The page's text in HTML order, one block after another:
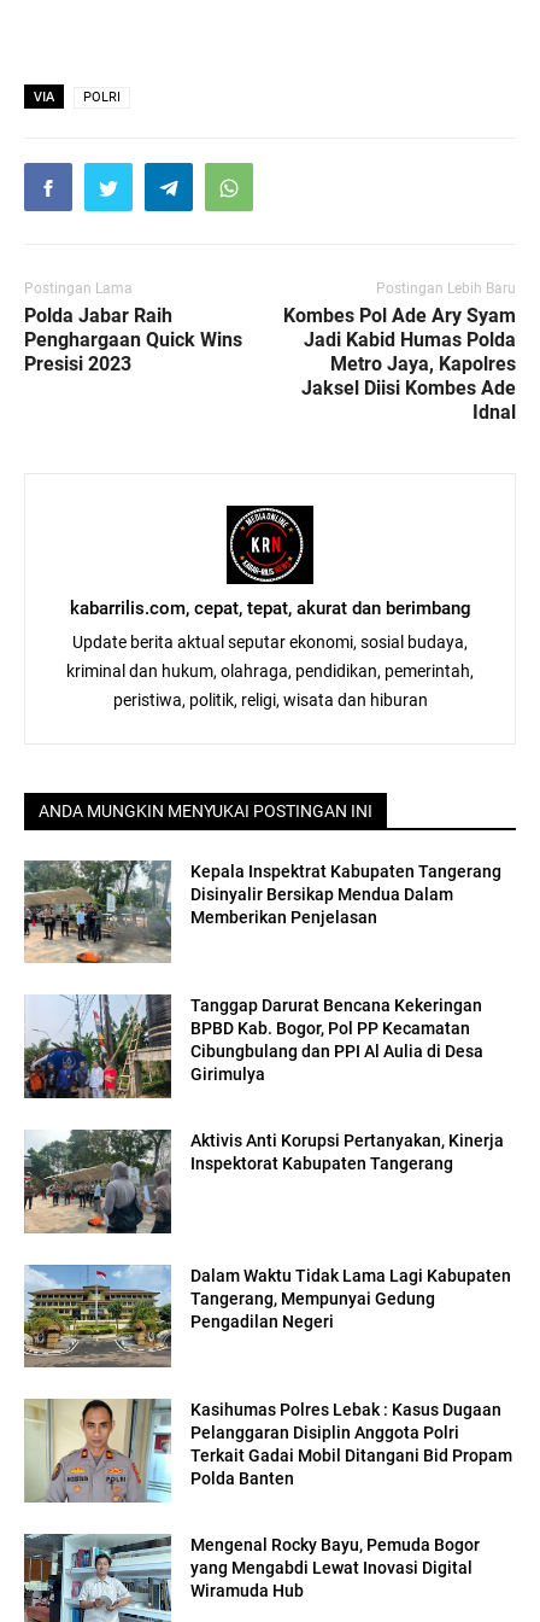
VIA POLRI
Postingan Lama
Polda Jabar Raih
Penghargaan Quick Wins
Presisi 2023
Postingan Lebih Baru
Kombes Pol Ade Ary Syam
Jadi Kabid Humas Polda
Metro Jaya, Kapolres
Jaksel Diisi Kombes Ade
Idnal
kabarrilis.com, cepat, tepat, akurat dan berimbang
Update berita aktual seputar ekonomi, sosial budaya,
kriminal dan hukum, olahraga, pendidikan, pemerintah,
peristiwa, politik, religi, wisata dan hiburan
ANDA MUNGKIN MENYUKAI POSTINGAN INI
Kepala Inspektrat Kabupaten Tangerang
Disinyalir Bersikap Mendua Dalam
Memberikan Penjelasan
Tanggap Darurat Bencana Kekeringan
BPBD Kab. Bogor, Pol PP Kecamatan
Cibungbulang dan PPI Al Aulia di Desa
Girimulya
Aktivis Anti Korupsi Pertanyakan, Kinerja
Inspektorat Kabupaten Tangerang
Dalam Waktu Tidak Lama Lagi Kabupaten
Tangerang, Mempunyai Gedung
Pengadilan Negeri
Kasihumas Polres Lebak : Kasus Dugaan
Pelanggaran Disiplin Anggota Polri
Terkait Gadai Mobil Ditangani Bid Propam
Polda Banten
Mengenal Rocky Bayu, Pemuda Bogor
yang Mengabdi Lewat Inovasi Digital
Wiramuda Hub